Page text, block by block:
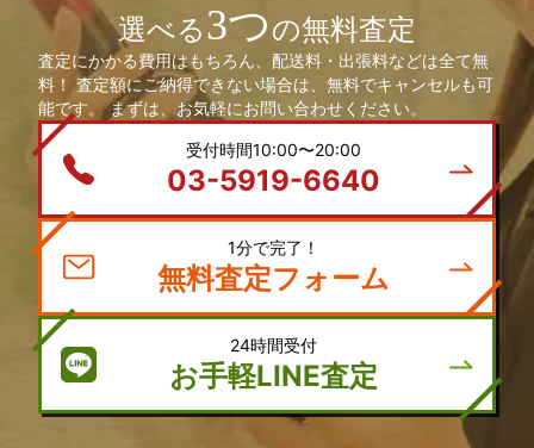
選べる3つの無料査定
査定にかかる費用はもちろん、配送料・出張料などは全て無
料！ 査定額にご納得できない場合は、無料でキャンセルも可
能です。 まずは、お気軽にお問い合わせください。
受付時間10:00〜20:00
03-5919-6640
1分で完了！
無料査定フォーム
24時間受付
お手軽LINE査定